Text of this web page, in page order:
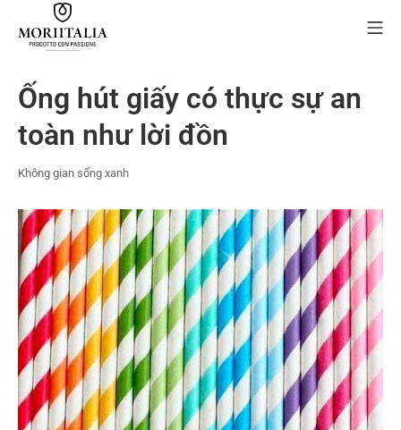
Ống hút giấy có thực sự an
toàn như lời đồn
Không gian sống xanh